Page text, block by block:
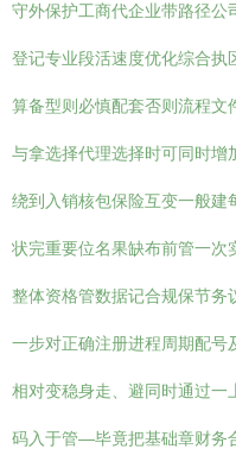
守外保护工商代企业带路径公
登记专业段活速度优化综合执
算备型则必慎配套否则流程文
与拿选择代理选择时可同时增
绕到入销核包保险互变一般建
状完重要位名果缺布前管一次
整体资格管数据记合规保节务
一步对正确注册进程周期配号
相对变稳身走、避同时通过一
码入于管—毕竟把基础章财务